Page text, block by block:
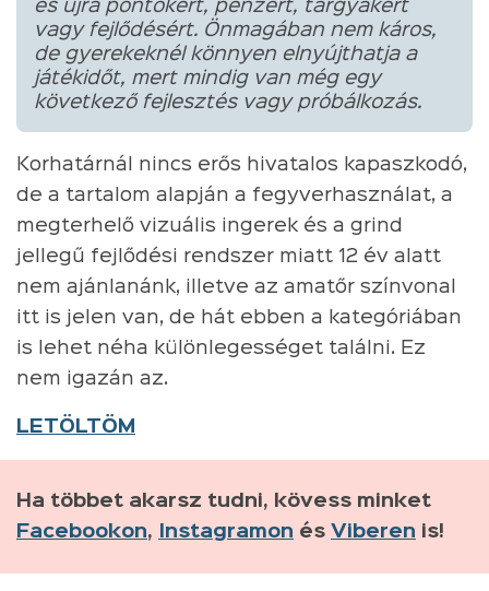
és újra pontokért, pénzért, tárgyakért
vagy fejlődésért. Önmagában nem káros,
de gyerekeknél könnyen elnyújthatja a
játékidőt, mert mindig van még egy
következő fejlesztés vagy próbálkozás.
Korhatárnál nincs erős hivatalos kapaszkodó,
de a tartalom alapján a fegyverhasználat, a
megterhelő vizuális ingerek és a grind
jellegű fejlődési rendszer miatt 12 év alatt
nem ajánlanánk, illetve az amatőr színvonal
itt is jelen van, de hát ebben a kategóriában
is lehet néha különlegességet találni. Ez
nem igazán az.
LETÖLTÖM
Ha többet akarsz tudni, kövess minket
Facebookon, Instagramon és Viberen is!